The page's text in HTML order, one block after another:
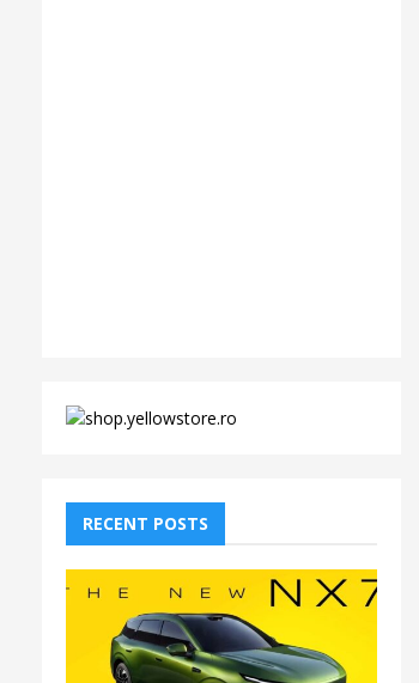
RECENT POSTS